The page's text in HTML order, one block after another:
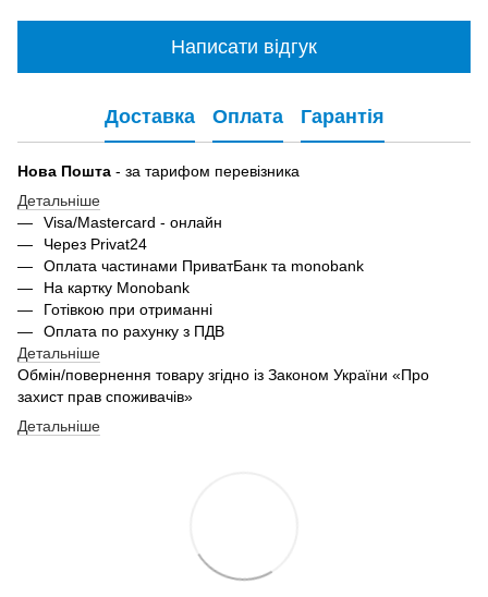
Написати відгук
Доставка Оплата Гарантія
Нова Пошта - за тарифом перевізника
Детальніше
Visa/Mastercard - онлайн
Через Privat24
Оплата частинами ПриватБанк та monobank
На картку Monobank
Готівкою при отриманні
Оплата по рахунку з ПДВ
Детальніше
Обмін/повернення товару згідно із Законом України «Про
захист прав споживачів»
Детальніше